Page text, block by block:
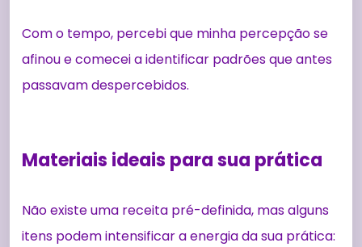
Com o tempo, percebi que minha percepção se
afinou e comecei a identificar padrões que antes
passavam despercebidos.
Materiais ideais para sua prática
Não existe uma receita pré-definida, mas alguns
itens podem intensificar a energia da sua prática: